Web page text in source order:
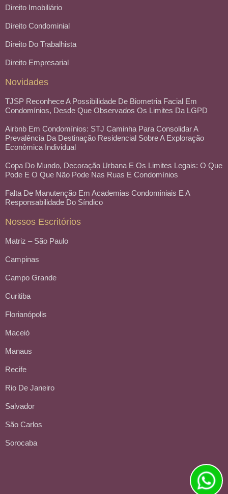
Direito Imobiliário
Direito Condominial
Direito Do Trabalhista
Direito Empresarial
Novidades
TJSP Reconhece A Possibilidade De Biometria Facial Em
Condomínios, Desde Que Observados Os Limites Da LGPD
Airbnb Em Condomínios: STJ Caminha Para Consolidar A
Prevalência Da Destinação Residencial Sobre A Exploração
Econômica Individual
Copa Do Mundo, Decoração Urbana E Os Limites Legais: O Que
Pode E O Que Não Pode Nas Ruas E Condomínios
Falta De Manutenção Em Academias Condominiais E A
Responsabilidade Do Síndico
Nossos Escritórios
Matriz – São Paulo
Campinas
Campo Grande
Curitiba
Florianópolis
Maceió
Manaus
Recife
Rio De Janeiro
Salvador
São Carlos
Sorocaba